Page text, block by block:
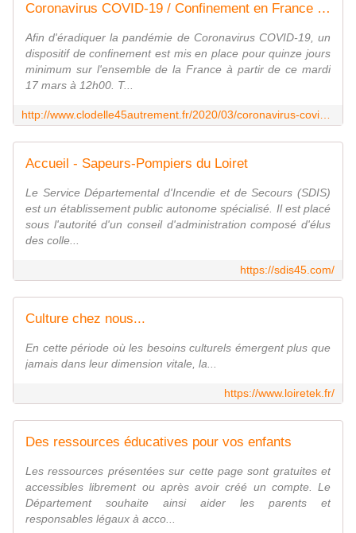
Coronavirus COVID-19 / Confinement en France à compter du mardi 17 mars à 12h - DÉPLACEMENTS autorisés et vie quotidienne - VIVRE AUTREMENT VOS LOISIRS avec Clodelle
Afin d'éradiquer la pandémie de Coronavirus COVID-19, un
dispositif de confinement est mis en place pour quinze jours
minimum sur l'ensemble de la France à partir de ce mardi
17 mars à 12h00. T...
Accueil - Sapeurs-Pompiers du Loiret
Le Service Départemental d'Incendie et de Secours (SDIS)
est un établissement public autonome spécialisé. Il est placé
sous l'autorité d'un conseil d'administration composé d'élus
des colle...
https://sdis45.com/
Culture chez nous...
En cette période où les besoins culturels émergent plus que
jamais dans leur dimension vitale, la...
https://www.loiretek.fr/
Des ressources éducatives pour vos enfants
Les ressources présentées sur cette page sont gratuites et
accessibles librement ou après avoir créé un compte. Le
Département souhaite ainsi aider les parents et
responsables légaux à acco...